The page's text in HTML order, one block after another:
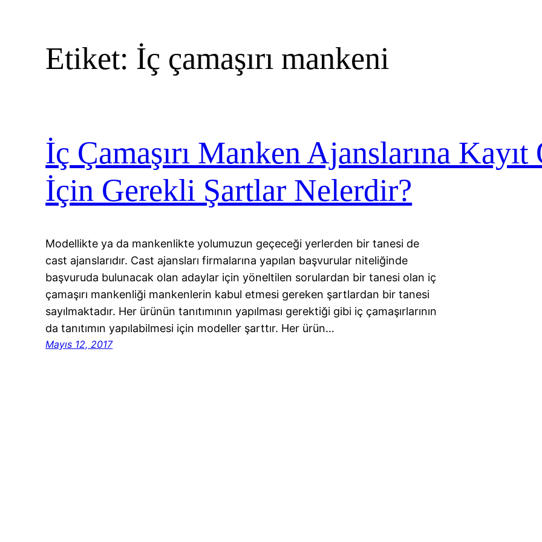
Etiket: İç çamaşırı mankeni
İç Çamaşırı Manken Ajanslarına
İçin Gerekli Şartlar Nelerdir?
Modellikte ya da mankenlikte yolumuzun geçeceği yerlerden bir tanesi de
cast ajanslarıdır. Cast ajansları firmalarına yapılan başvurular niteliğinde
başvuruda bulunacak olan adaylar için yöneltilen sorulardan bir tanesi olan iç
çamaşırı mankenliği mankenlerin kabul etmesi gereken şartlardan bir tanesi
sayılmaktadır. Her ürünün tanıtımının yapılması gerektiği gibi iç çamaşırlarının
da tanıtımın yapılabilmesi için modeller şarttır. Her ürün…
Mayıs 12, 2017